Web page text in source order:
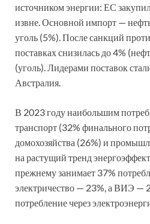
источником энергии: ЕС
извне. Основной импорт —
уголь (5%). После санкций
поставках снизилась до 4%
(уголь). Лидерами поставок
Австралия.
В 2023 году наибольшим
транспорт (32% финального
домохозяйства (26%) и
на растущий тренд
прежнему занимает 37%
электричество — 23%, а ВИЭ —
потребление через